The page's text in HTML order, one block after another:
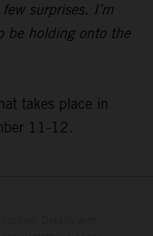
surprises. I’m
be holding onto the
takes place in
11-12.